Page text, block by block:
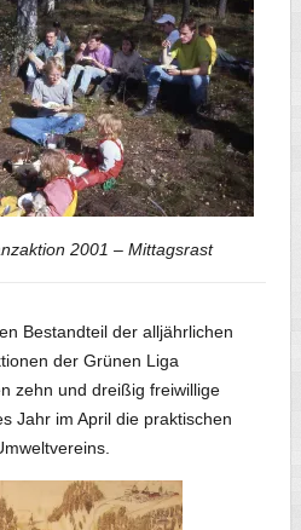
2001 – Mittagsrast
Bestandteil der alljährlichen
der Grünen Liga
zehn und dreißig freiwillige
Jahr im April die praktischen